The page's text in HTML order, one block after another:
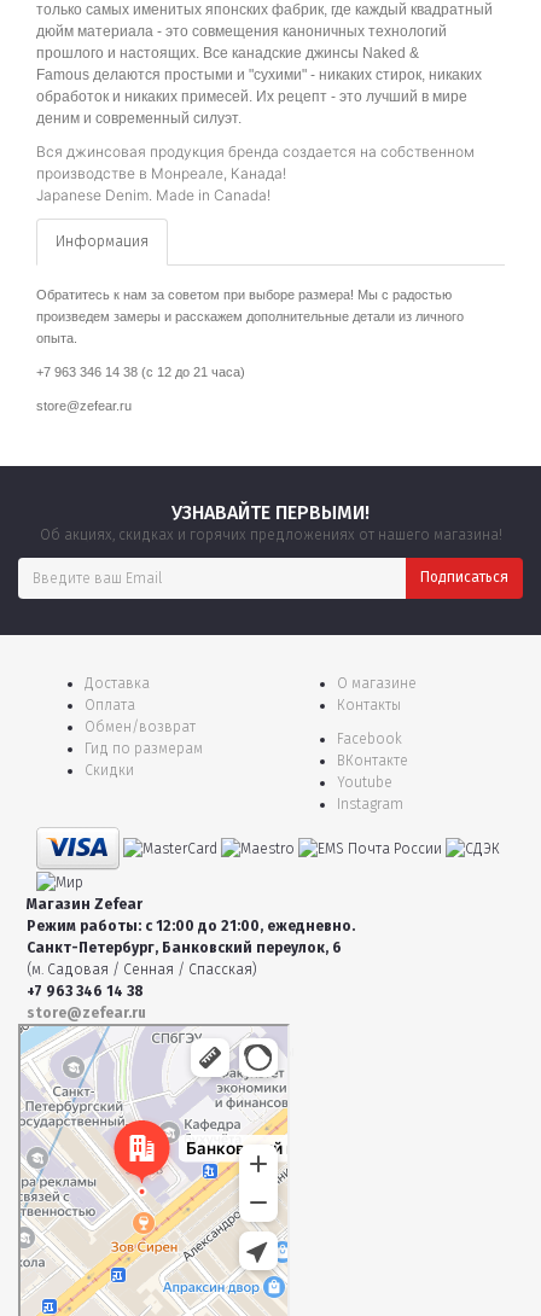
только самых именитых японских фабрик, где каждый квадратный
дюйм материала - это совмещения каноничных технологий
прошлого и настоящих. Все канадские джинсы Naked &
Famous делаются простыми и "сухими" - никаких стирок, никаких
обработок и никаких примесей. Их рецепт - это лучший в мире
деним и современный силуэт.
Вся джинсовая продукция бренда создается на собственном
производстве в Монреале, Канада!
Japanese Denim. Made in Canada!
Информация
Обратитесь к нам за советом при выборе размера! Мы с радостью
произведем замеры и расскажем дополнительные детали из личного
опыта.
+7 963 346 14 38 (с 12 до 21 часа)
store@zefear.ru
УЗНАВАЙТЕ ПЕРВЫМИ!
Об акциях, скидках и горячих предложениях от нашего магазина!
Доставка
Оплата
Обмен/возврат
Гид по размерам
Скидки
О магазине
Контакты
Facebook
ВКонтакте
Youtube
Instagram
Магазин Zefear
Режим работы: с 12:00 до 21:00, ежедневно.
Санкт-Петербург, Банковский переулок, 6
(м. Садовая / Сенная / Спасская)
+7 963 346 14 38
store@zefear.ru
Санкт‑Петербург
Банковский переулок, 6 — Яндекс Карты